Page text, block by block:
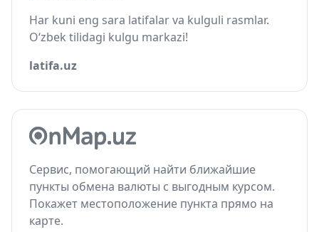
Har kuni eng sara latifalar va kulguli rasmlar.
O‘zbek tilidagi kulgu markazi!
latifa.uz
Сервис, помогающий найти ближайшие
пункты обмена валюты с выгодным курсом.
Покажет местоположение пункта прямо на
карте.